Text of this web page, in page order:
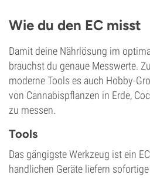
Wie du den EC misst
Damit deine Nährlösung im
brauchst du genaue Messwerte.
moderne Tools es auch Hobby-
von Cannabispflanzen in Erde,
zu messen.
Tools
Das gängigste Werkzeug ist ein
handlichen Geräte liefern